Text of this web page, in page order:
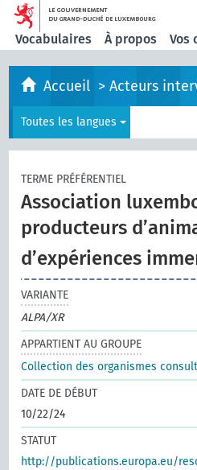
Vocabulaires À propos Vos
Accueil >Acteurs
Toutes les langues
TERME PRÉFÉRENTIEL
Association
producteurs
d’expériences
VARIANTE
ALPA/XR
APPARTIENT AU GROUPE
Collection des organismes
DATE DE DÉBUT
10/22/24
STATUT
http://publications.europa.eu/